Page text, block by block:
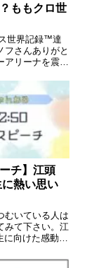
ももクロ世
世界記録™達
フさんありがと
アリーナを震撼
チ】江頭
熱い思い
むいている人は
みて下さい。江
に向けた感動の
！